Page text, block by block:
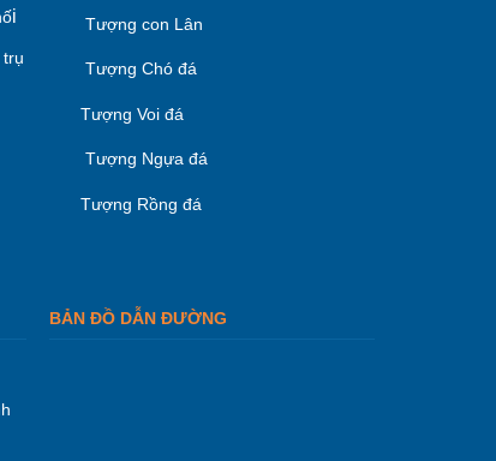
i Tượng con Lân
Tượng Chó đá
Tượng Voi đá
Tượng Ngựa đá
Tượng Rồng đá
BẢN ĐỒ DẪN ĐƯỜNG